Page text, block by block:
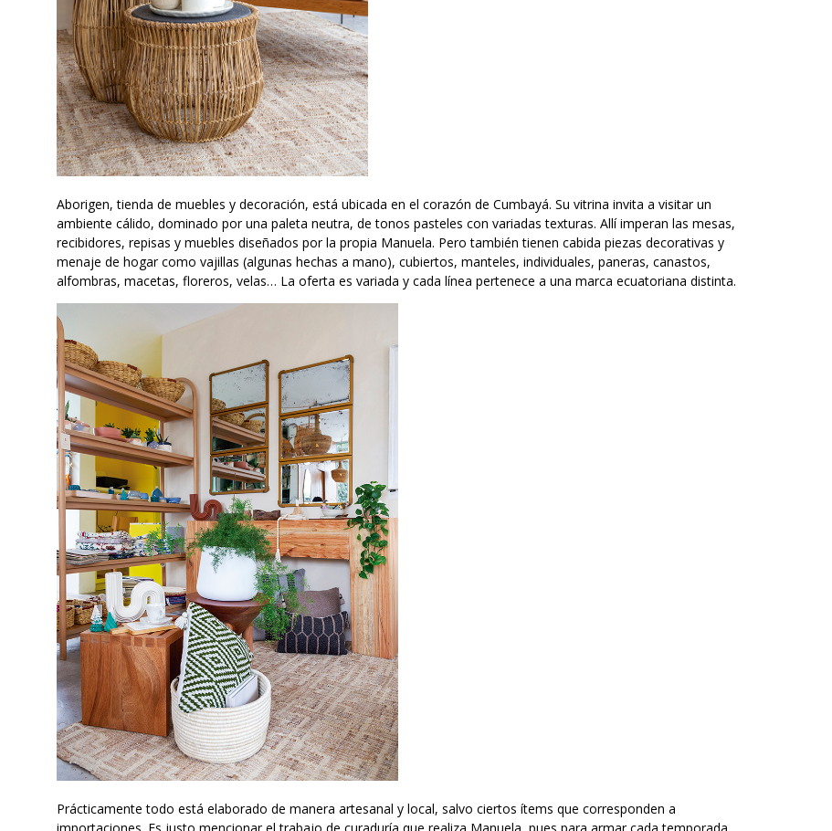
Aborigen, tienda de muebles y decoración, está ubicada en el corazón de Cumbayá. Su vitrina invita a visitar un
ambiente cálido, dominado por una paleta neutra, de tonos pasteles con variadas texturas. Allí imperan las mesas,
recibidores, repisas y muebles diseñados por la propia Manuela. Pero también tienen cabida piezas decorativas y
menaje de hogar como vajillas (algunas hechas a mano), cubiertos, manteles, individuales, paneras, canastos,
alfombras, macetas, floreros, velas… La oferta es variada y cada línea pertenece a una marca ecuatoriana distinta.
Prácticamente todo está elaborado de manera artesanal y local, salvo ciertos ítems que corresponden a